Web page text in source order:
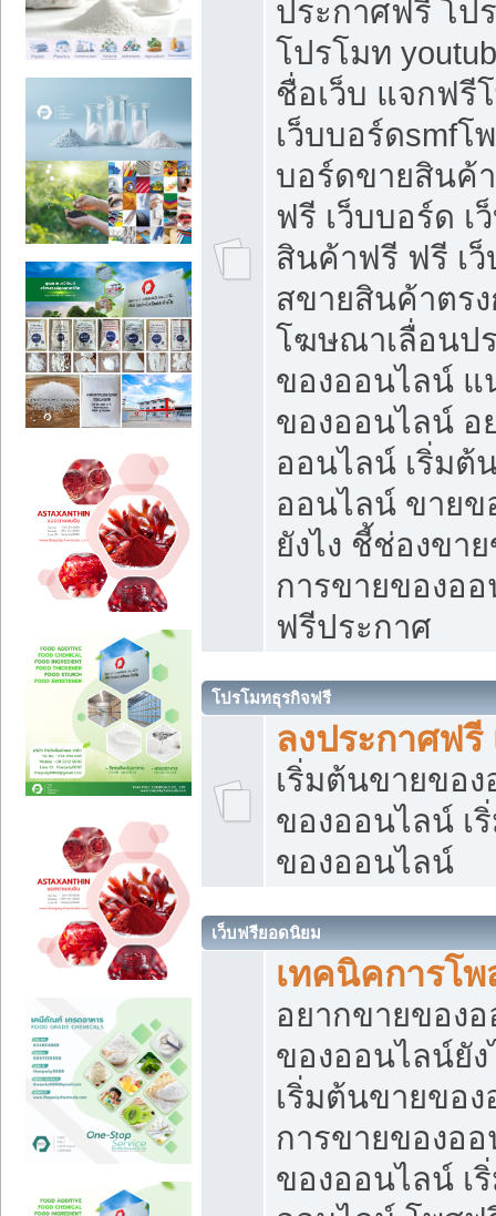
ประกาศฟรี โป
โปรโมท
ชื่อเว็บ แจกฟรี
เว็บบอร์ดsmfโ
บอร์ดขายสินค้
ฟรี เว็บบอร์ด เ
สินค้าฟรี ฟรี เ
สขายสินค้าตร
โฆษณาเลื่อนป
ของออนไลน์ แ
ของออนไลน์ อ
ออนไลน์ เริ่มต้
ออนไลน์ ขายข
ยังไง ชี้ช่องขา
การขายของออ
ฟรีประกาศ
โปรโมทธุรกิจฟรี
ลงประกาศฟรี
เริ่มต้นขายขอ
ของออนไลน์ เ
ของออนไลน์
เว็บฟรียอดนิยม
เทคนิคการโ
อยากขายของ
ของออนไลน์ยั
เริ่มต้นขายของ
การขายของอ
ของออนไลน์ เ